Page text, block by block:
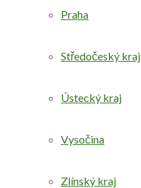
Praha
Středočeský kraj
Ústecký kraj
Vysočina
Zlínský kraj